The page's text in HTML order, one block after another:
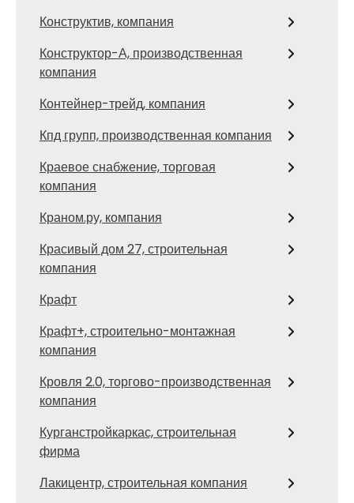
Конструктив, компания
Конструктор-А, производственная
компания
Контейнер-трейд, компания
Кпд групп, производственная компания
Краевое снабжение, торговая
компания
Краном.ру, компания
Красивый дом 27, строительная
компания
Крафт
Крафт+, строительно-монтажная
компания
Кровля 2.0, торгово-производственная
компания
Курганстройкаркас, строительная
фирма
Лакицентр, строительная компания